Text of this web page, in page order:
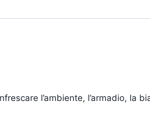
l’ambiente, l’armadio, la